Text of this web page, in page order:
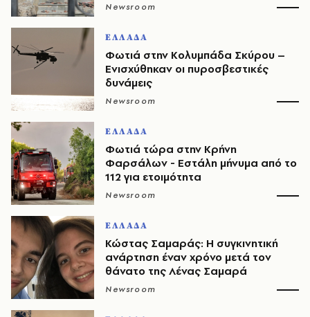
Newsroom
ΕΛΛΑΔΑ
Φωτιά στην Κολυμπάδα Σκύρου –
Ενισχύθηκαν οι πυροσβεστικές
δυνάμεις
Newsroom
ΕΛΛΑΔΑ
Φωτιά τώρα στην Κρήνη
Φαρσάλων - Εστάλη μήνυμα από το
112 για ετοιμότητα
Newsroom
ΕΛΛΑΔΑ
Κώστας Σαμαράς: Η συγκινητική
ανάρτηση έναν χρόνο μετά τον
θάνατο της Λένας Σαμαρά
Newsroom